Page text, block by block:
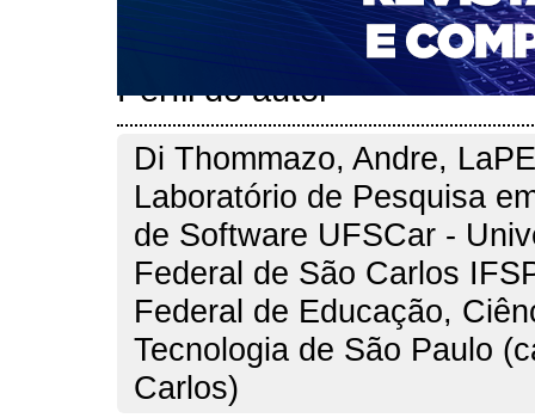
PARA AVALIADORES
NOVA SUBMISSÃO
Perfil do autor
Di Thommazo, Andre,
Laboratório de Pesquisa
de Software UFSCar -
Federal de São Carlos
Federal de Educação,
Tecnologia de São Paulo
Carlos)